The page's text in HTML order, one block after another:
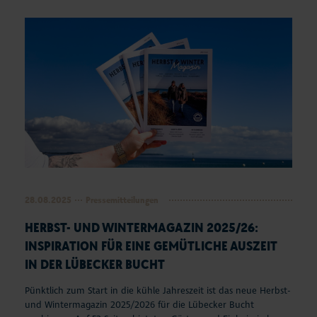
Seepferdchen Shop
Veranstaltungen
Touren und Erlebnisse
Familienurlaub
Urlaub mit Hund
Entdecken & Erleben
Webcams & Wetter
Service & Kontakt
HERBST- UND WINTERMAGAZIN 2025/26:
INSPIRATION FÜR EINE GEMÜTLICHE AUSZEIT
IN DER LÜBECKER BUCHT
Pünktlich zum Start in die kühle Jahreszeit ist das neue Herbst-
und Wintermagazin 2025/2026 für die Lübecker Bucht